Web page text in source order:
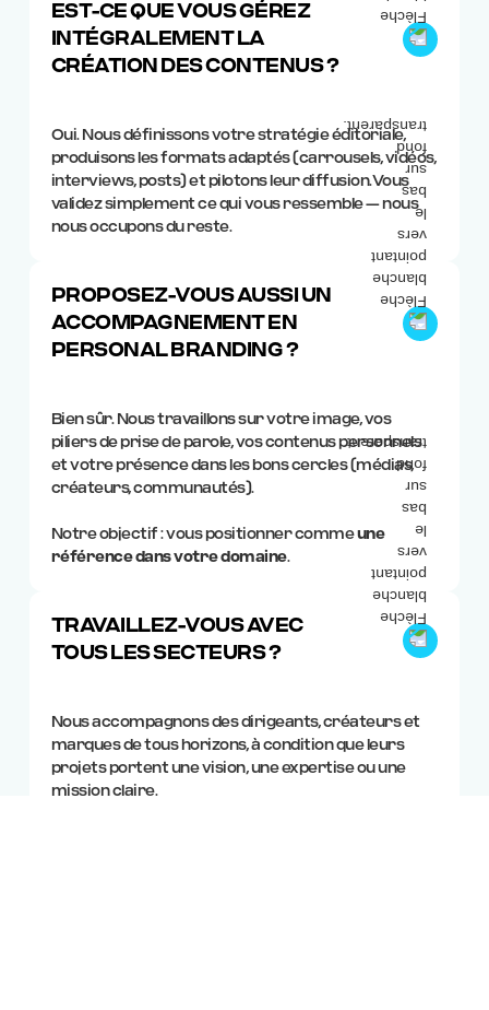
EST-CE QUE VOUS GÉREZ
INTÉGRALEMENT LA
CRÉATION DES CONTENUS ?
Oui. Nous définissons votre stratégie éditoriale,
produisons les formats adaptés (carrousels, vidéos,
interviews, posts) et pilotons leur diffusion.Vous
validez simplement ce qui vous ressemble — nous
nous occupons du reste.
PROPOSEZ-VOUS AUSSI UN
ACCOMPAGNEMENT EN
PERSONAL BRANDING ?
Bien sûr. Nous travaillons sur votre image, vos
piliers de prise de parole, vos contenus personnels
et votre présence dans les bons cercles (médias,
créateurs, communautés).
Notre objectif : vous positionner commeune
référence dans votre domaine.
TRAVAILLEZ-VOUS AVEC
TOUS LES SECTEURS ?
Nous accompagnons des dirigeants, créateurs et
marques de tous horizons, à condition que leurs
projets portent une vision, une expertise ou une
mission claire.